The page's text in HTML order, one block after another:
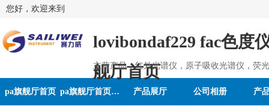
您好，欢迎来到
lovibondaf229 fac色度
舰厅首页
主营产品：红外光谱仪，原子吸收光谱仪，荧
pa旗舰厅首页 pa旗舰厅首页的介绍 产品展厅 公司相册 产